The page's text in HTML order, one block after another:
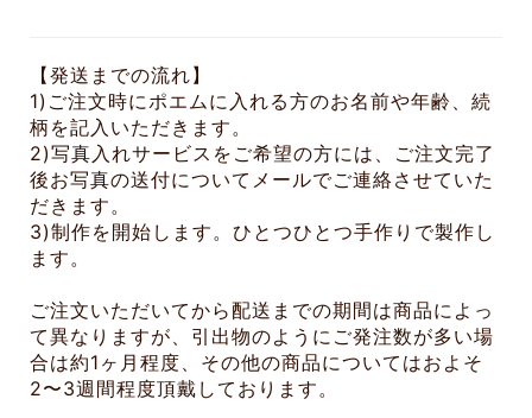
【発送までの流れ】
1)ご注文時にポエムに入れる方のお名前や年齢、続
柄を記入いただきます。
2)写真入れサービスをご希望の方には、ご注文完了
後お写真の送付についてメールでご連絡させていた
だきます。
3)制作を開始します。ひとつひとつ手作りで製作し
ます。
ご注文いただいてから配送までの期間は商品によっ
て異なりますが、引出物のようにご発注数が多い場
合は約1ヶ月程度、その他の商品についてはおよそ
2〜3週間程度頂戴しております。